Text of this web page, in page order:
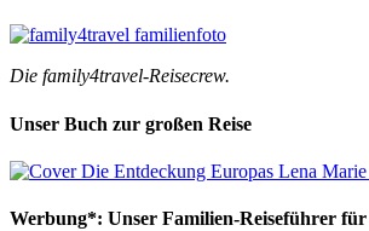
Die family4travel-Reisecrew.
Unser Buch zur großen Reise
Werbung*: Unser Familien-Reiseführer für